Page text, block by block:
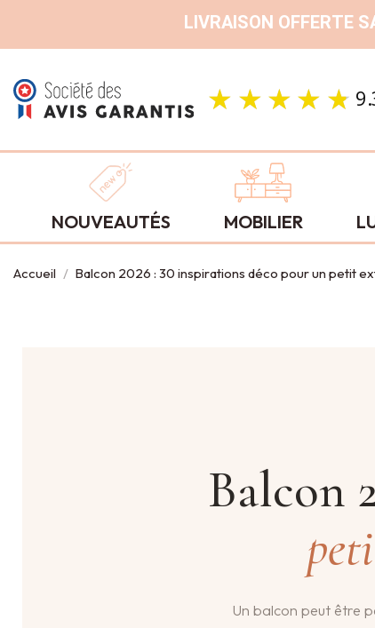
LIVRAISON OFFERTE
NOUVEAUTÉS MOBILIER
Accueil Balcon 2026 : 30 inspirations déco pour un petit
Balcon
Un balcon peut être